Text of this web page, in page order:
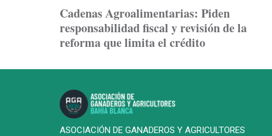
Cadenas Agroalimentarias: Piden
responsabilidad fiscal y revisión de la
reforma que limita el crédito
ASOCIACIÓN DE GANADEROS Y AGRICULTORES